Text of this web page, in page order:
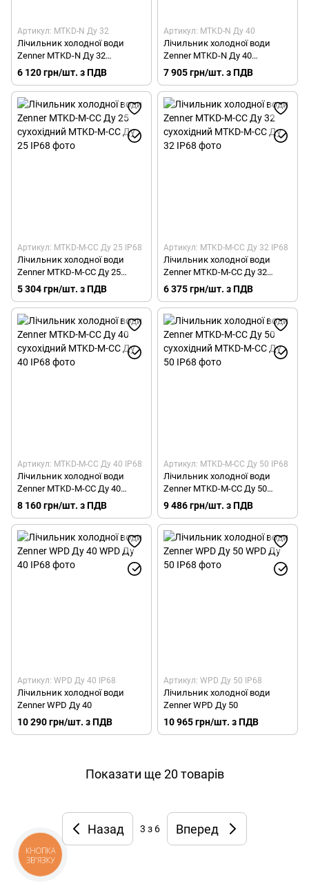
Артикул: MTKD-N Ду 32
Лічильник холодної води
Zenner MTKD-N Ду 32
сухохідний
6 120 грн/шт. з ПДВ
Артикул: MTKD-N Ду 40
Лічильник холодної води
Zenner MTKD-N Ду 40
сухохідний
7 905 грн/шт. з ПДВ
Артикул: MTKD-M-CC Ду 25 IP68
Лічильник холодної води
Zenner MTKD-M-CC Ду 25
сухохідний
5 304 грн/шт. з ПДВ
Артикул: MTKD-M-CC Ду 32 IP68
Лічильник холодної води
Zenner MTKD-M-CC Ду 32
сухохідний
6 375 грн/шт. з ПДВ
Артикул: MTKD-M-CC Ду 40 IP68
Лічильник холодної води
Zenner MTKD-M-CC Ду 40
сухохідний
8 160 грн/шт. з ПДВ
Артикул: MTKD-M-CC Ду 50 IP68
Лічильник холодної води
Zenner MTKD-M-CC Ду 50
сухохідний
9 486 грн/шт. з ПДВ
Артикул: WPD Ду 40 IP68
Лічильник холодної води
Zenner WPD Ду 40
10 290 грн/шт. з ПДВ
Артикул: WPD Ду 50 IP68
Лічильник холодної води
Zenner WPD Ду 50
10 965 грн/шт. з ПДВ
Показати ще 20 товарів
Назад 3 з 6 Вперед
КНОПКА
ЗВ'ЯЗКУ